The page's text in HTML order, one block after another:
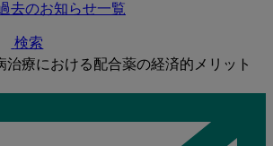
去のお知らせ一覧
検索
治療における配合薬の経済的メリット